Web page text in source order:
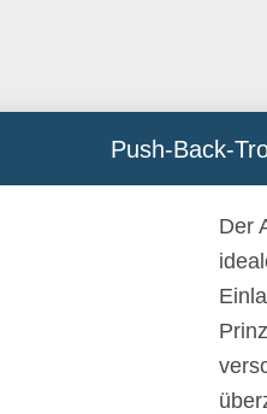
Push-Back-
Der